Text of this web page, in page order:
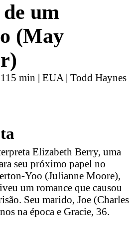
de um
(May
min | EUA | Todd Haynes
Elizabeth Berry, uma
seu próximo papel no
Yoo (Julianne Moore),
um romance que causou
Seu marido, Joe (Charles
na época e Gracie, 36.